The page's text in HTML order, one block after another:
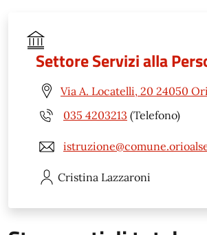
Settore Servizi alla
Via A. Locatelli, 20 24050
035 4203213 (Telefono)
Cristina Lazzaroni